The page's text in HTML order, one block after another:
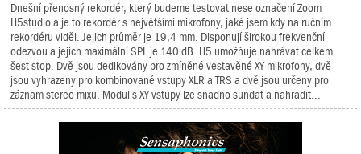
Dnešní přenosný rekordér, který budeme testovat nese označení Zoom
H5studio a je to rekordér s největšími mikrofony, jaké jsem kdy na ručním
rekordéru viděl. Jejich průměr je 19,4 mm. Disponují širokou frekvenční
odezvou a jejich maximální SPL je 140 dB. H5 umožňuje nahrávat celkem
šest stop. Dvě jsou dedikovány pro zmíněné vestavěné XY mikrofony, dvě
jsou vyhrazeny pro kombinované vstupy XLR a TRS a dvě jsou určeny pro
záznam stereo mixu. Modul s XY vstupy lze snadno sundat a nahradit...